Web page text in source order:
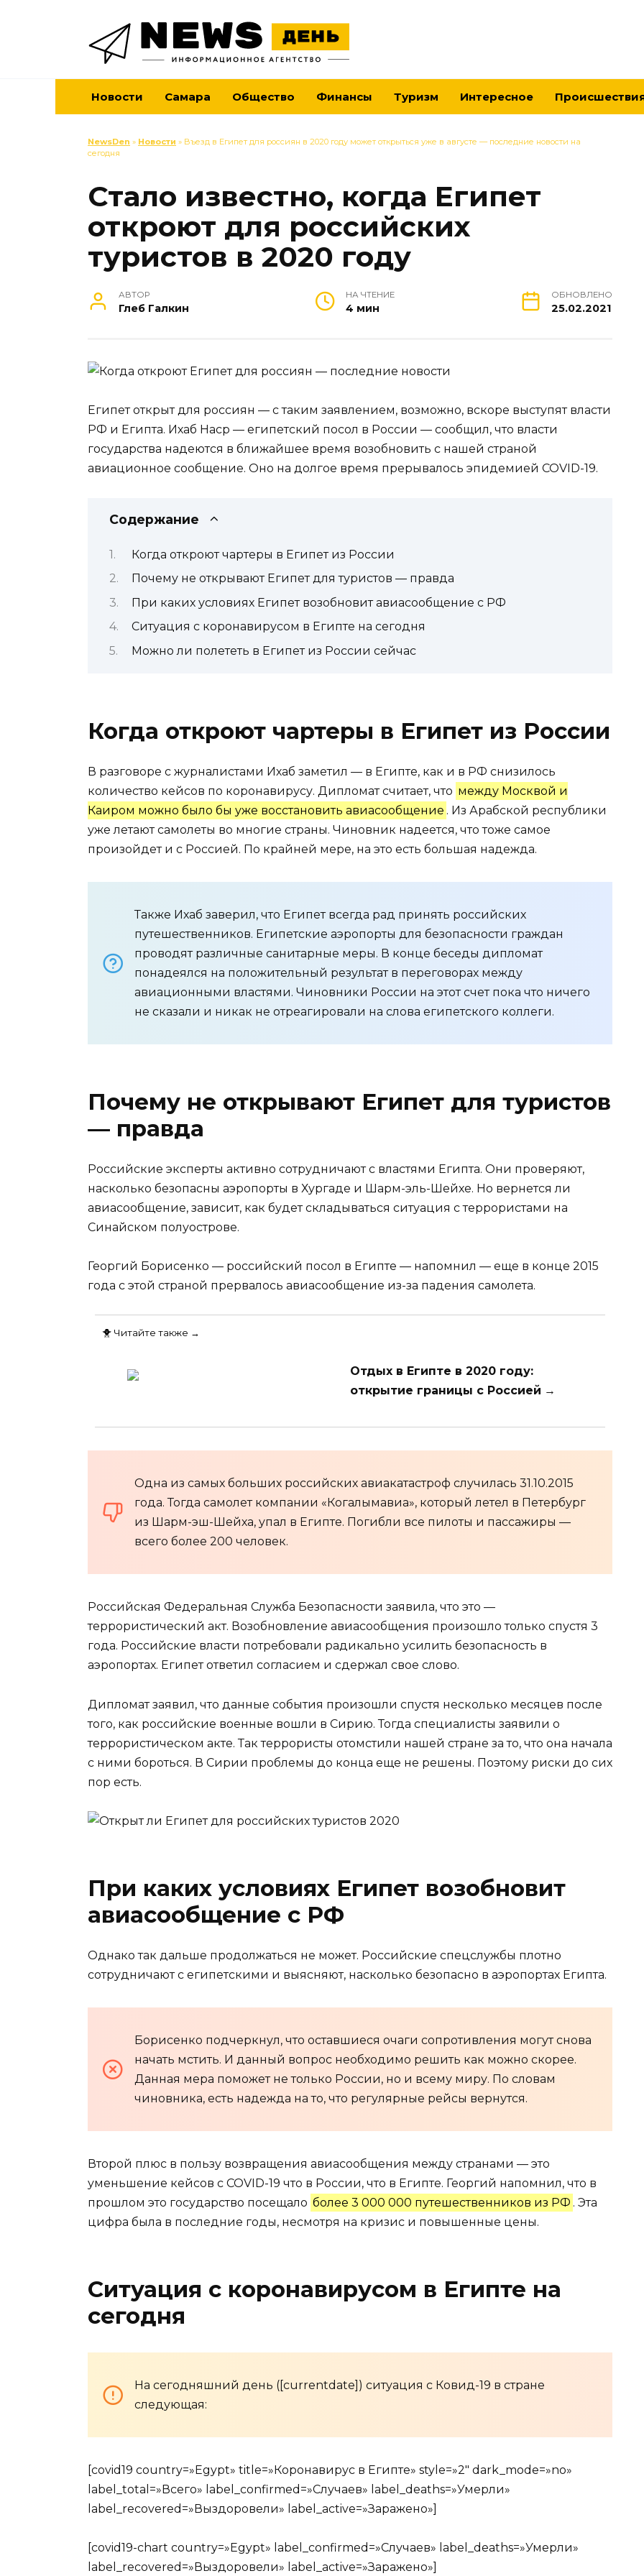
Новости Самара Общество Финансы Туризм Интересное
NewsDen » Новости » Въезд в Египет для россиян в 2020 году может открыться уже в августе — последние новости на
сегодня
Стало известно, когда Египет
откроют для российских
туристов в 2020 году
АВТОР
Глеб Галкин
НА ЧТЕНИЕ
4 мин
ОБНОВЛЕНО
25.02.2021
Египет открыт для россиян — с таким заявлением, возможно, вскоре выступят власти
РФ и Египта. Ихаб Наср — египетский посол в России — сообщил, что власти
государства надеются в ближайшее время возобновить с нашей страной
авиационное сообщение. Оно на долгое время прерывалось эпидемией COVID-19.
Содержание
Когда откроют чартеры в Египет из России
Почему не открывают Египет для туристов — правда
При каких условиях Египет возобновит авиасообщение с РФ
Ситуация с коронавирусом в Египте на сегодня
Можно ли полететь в Египет из России сейчас
Когда откроют чартеры в Египет из России
В разговоре с журналистами Ихаб заметил — в Египте, как и в РФ снизилось
количество кейсов по коронавирусу. Дипломат считает, что между Москвой и
Каиром можно было бы уже восстановить авиасообщение . Из Арабской республики
уже летают самолеты во многие страны. Чиновник надеется, что тоже самое
произойдет и с Россией. По крайней мере, на это есть большая надежда.
Также Ихаб заверил, что Египет всегда рад принять российских
путешественников. Египетские аэропорты для безопасности граждан
проводят различные санитарные меры. В конце беседы дипломат
понадеялся на положительный результат в переговорах между
авиационными властями. Чиновники России на этот счет пока что ничего
не сказали и никак не отреагировали на слова египетского коллеги.
Почему не открывают Египет для туристов
— правда
Российские эксперты активно сотрудничают с властями Египта. Они проверяют,
насколько безопасны аэропорты в Хургаде и Шарм-эль-Шейхе. Но вернется ли
авиасообщение, зависит, как будет складываться ситуация с террористами на
Синайском полуострове.
Георгий Борисенко — российский посол в Египте — напомнил — еще в конце 2015
года с этой страной прервалось авиасообщение из-за падения самолета.
🐥 Читайте также →
Отдых в Египте в 2020 году:
открытие границы с Россией →
Одна из самых больших российских авиакатастроф случилась 31.10.2015
года. Тогда самолет компании «Когалымавиа», который летел в Петербург
из Шарм-эш-Шейха, упал в Египте. Погибли все пилоты и пассажиры —
всего более 200 человек.
Российская Федеральная Служба Безопасности заявила, что это —
террористический акт. Возобновление авиасообщения произошло только спустя 3
года. Российские власти потребовали радикально усилить безопасность в
аэропортах. Египет ответил согласием и сдержал свое слово.
Дипломат заявил, что данные события произошли спустя несколько месяцев после
того, как российские военные вошли в Сирию. Тогда специалисты заявили о
террористическом акте. Так террористы отомстили нашей стране за то, что она начала
с ними бороться. В Сирии проблемы до конца еще не решены. Поэтому риски до сих
пор есть.
При каких условиях Египет возобновит
авиасообщение с РФ
Однако так дальше продолжаться не может. Российские спецслужбы плотно
сотрудничают с египетскими и выясняют, насколько безопасно в аэропортах Египта.
Борисенко подчеркнул, что оставшиеся очаги сопротивления могут снова
начать мстить. И данный вопрос необходимо решить как можно скорее.
Данная мера поможет не только России, но и всему миру. По словам
чиновника, есть надежда на то, что регулярные рейсы вернутся.
Второй плюс в пользу возвращения авиасообщения между странами — это
уменьшение кейсов с COVID-19 что в России, что в Египте. Георгий напомнил, что в
прошлом это государство посещало более 3 000 000 путешественников из РФ . Эта
цифра была в последние годы, несмотря на кризис и повышенные цены.
Ситуация с коронавирусом в Египте на
сегодня
На сегодняшний день ([currentdate]) ситуация с Ковид-19 в стране
следующая:
[covid19 country=»Egypt» title=»Коронавирус в Египте» style=»2″ dark_mode=»no»
label_total=»Всего» label_confirmed=»Случаев» label_deaths=»Умерли»
label_recovered=»Выздоровели» label_active=»Заражено»]
[covid19-chart country=»Egypt» label_confirmed=»Случаев» label_deaths=»Умерли»
label_recovered=»Выздоровели» label_active=»Заражено»]